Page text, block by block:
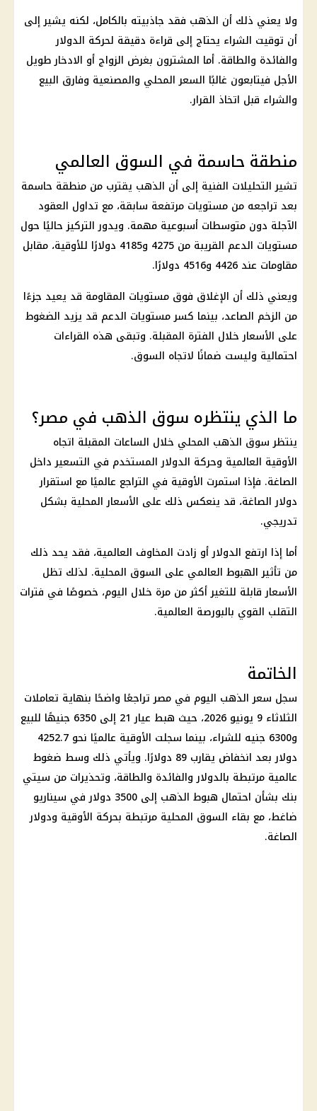
ولا يعني ذلك أن الذهب فقد جاذبيته بالكامل، لكنه يشير إلى
أن توقيت الشراء يحتاج إلى قراءة دقيقة لحركة الدولار
والفائدة والطاقة. أما المشترون بغرض الزواج أو الادخار طويل
الأجل فيتابعون غالبًا السعر المحلي والمصنعية وفارق البيع
والشراء قبل اتخاذ القرار.
منطقة حاسمة في السوق العالمي
تشير التحليلات الفنية إلى أن الذهب يقترب من منطقة حاسمة
بعد تراجعه من مستويات مرتفعة سابقة، مع تداول العقود
الآجلة دون متوسطات أسبوعية مهمة. ويدور التركيز حاليًا حول
مستويات الدعم القريبة من 4275 و4185 دولارًا للأوقية، مقابل
مقاومات عند 4426 و4516 دولارًا.
ويعني ذلك أن الإغلاق فوق مستويات المقاومة قد يعيد جزءًا
من الزخم الصاعد، بينما كسر مستويات الدعم قد يزيد الضغوط
على الأسعارخلال الفترة المقبلة. وتبقى هذه القراءات
احتمالية وليست ضمانًا لاتجاه السوق.
ما الذي ينتظره سوق الذهب في مصر؟
ينتظرسوق الذهب المحلي خلال الساعات المقبلة اتجاه
الأوقية العالمية وحركة الدولارالمستخدم في التسعير داخل
الصاغة. فإذا استمرت الأوقية في التراجع عالميًا مع استقرار
دولارالصاغة، قد ينعكس ذلك على الأسعارالمحلية بشكل
تدريجي.
أما إذا ارتفع الدولارأو زادت المخاوف العالمية، فقد يحد ذلك
من تأثير الهبوط العالمي على السوق المحلية. لذلك تظل
الأسعارقابلة للتغير أكثر من مرة خلال اليوم، خصوصًا في فترات
التقلب القوي بالبورصة العالمية.
الخاتمة
سجل سعر الذهب اليوم في مصرتراجعًا واضحًا بنهاية تعاملات
الثلاثاء 9 يونيو 2026، حيث هبط
عيار 21
إلى 6350 جنيهًا للبيع
و6300 جنيه للشراء، بينما سجلت الأوقية عالميًا نحو 4252.7
دولار بعد انخفاض يقارب 89 دولارًا. ويأتي ذلك وسط ضغوط
عالمية مرتبطة بالدولار والفائدة والطاقة، وتحذيرات من سيتي
بنك بشأن احتمال هبوط الذهب
إلى 3500 دولار في سيناريو
ضاغط، مع بقاء السوق المحلية مرتبطة بحركة الأوقية ودولار
الصاغة.